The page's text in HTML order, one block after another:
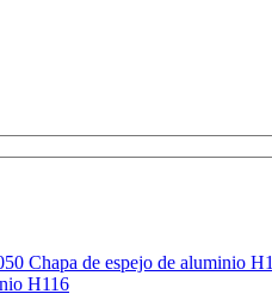
Chapa de espejo de aluminio
H116